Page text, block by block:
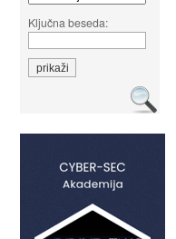
Ključna beseda: